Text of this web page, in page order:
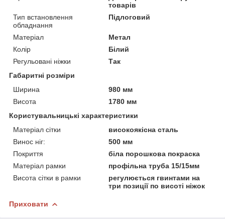
товарів
Тип встановлення
обладнання
Підлоговий
Матеріал
Метал
Колір
Білий
Регульовані ніжки
Так
Габаритні розміри
Ширина
980 мм
Висота
1780 мм
Користувальницькі характеристики
Матеріал сітки
високоякісна сталь
Винос ніг:
500 мм
Покриття
біла порошкова покраска
Матеріал рамки
профільна труба 15/15мм
Висота сітки в рамки
регулюється гвинтами на
три позиції по висоті ніжок
Приховати